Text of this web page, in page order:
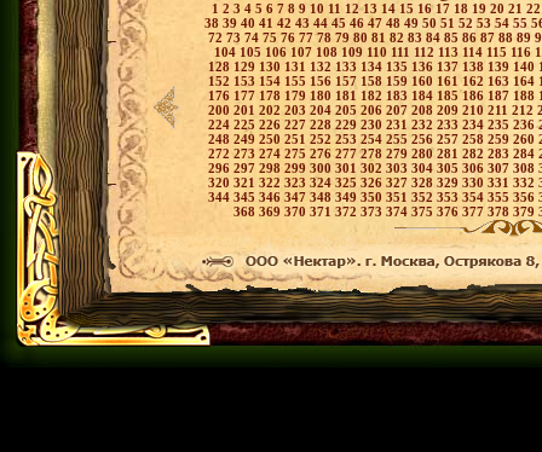
1 2 3 4 5 6 7 8 9 10 11 1213 14 15 16 17 18 19 20 21
38 39 40 41 42 43 44 45 46 47 48 49 50 51 52 53 54 55
72 73 74 75 76 7778 79 80 81 82 83 84 85 86 87 88 89
104 105 106 107 108 109 110 111 112 113 114 115 116
128 129 130 131 132 133 134 135 136 137 138 139 140
152 153 154 155 156 157 158 159 160 161 162 163 164
176 177 178 179 180 181 182 183 184 185186 187 188
200 201 202 203 204 205 206 207 208 209 210 211 212
224 225 226 227 228 229 230 231 232 233 234 235 236
248 249 250 251 252 253 254 255 256 257 258 259 260
272 273 274 275 276 277278 279 280 281 282 283 284
296 297 298 299 300 301 302 303 304 305 306 307 308
320 321 322 323 324 325 326 327 328 329 330 331 332
344 345 346 347 348 349 350 351 352 353 354 355 356
368 369 370 371 372 373 374 375 376 377 378 379